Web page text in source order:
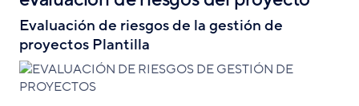
Evaluación de riesgos de la gestión de
proyectos Plantilla